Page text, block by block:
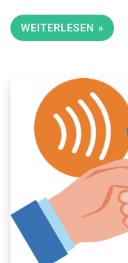
WEITERLESEN »